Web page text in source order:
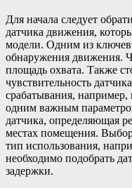
Для начала следует
датчика движения,
модели. Одним из
обнаружения движения.
площадь охвата. Также
чувствительность
срабатывания,
одним важным
датчика, определяющая
местах помещения.
тип использования,
необходимо подобрать
задержки.